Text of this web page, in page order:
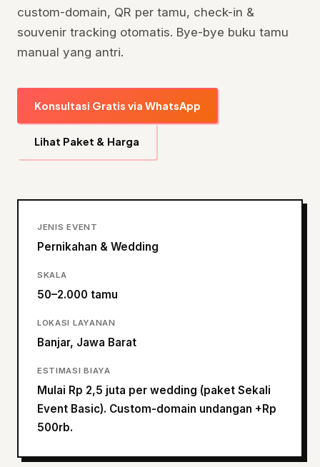
custom-domain, QR per tamu, check-in &
souvenir tracking otomatis. Bye-bye buku tamu
manual yang antri.
Konsultasi Gratis via WhatsApp
Lihat Paket & Harga
JENIS EVENT
Pernikahan & Wedding
SKALA
50–2.000 tamu
LOKASI LAYANAN
Banjar, Jawa Barat
ESTIMASI BIAYA
Mulai Rp 2,5 juta per wedding (paket Sekali
Event Basic). Custom-domain undangan +Rp
500rb.